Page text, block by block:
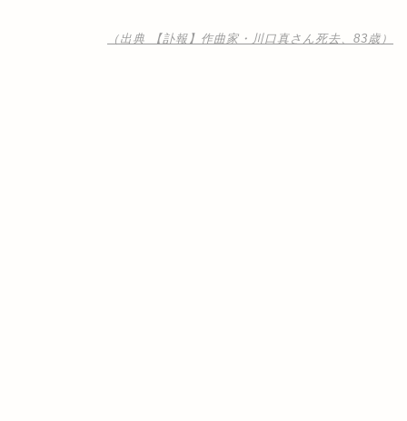
（出典 【訃報】作曲家・川口真さん死去、83歳）